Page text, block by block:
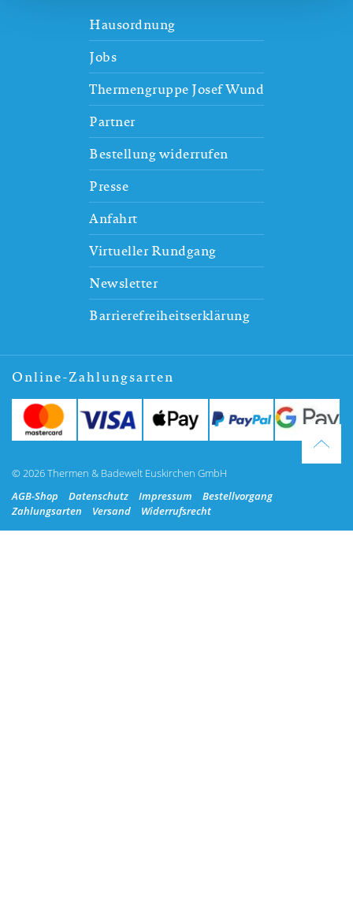
Hausordnung
Jobs
Thermengruppe Josef Wund
Partner
Bestellung widerrufen
Presse
Anfahrt
Virtueller Rundgang
Newsletter
Barrierefreiheitserklärung
Online-Zahlungsarten
© 2026 Thermen & Badewelt Euskirchen GmbH
AGB-Shop
Datenschutz Impressum
Bestellvorgang
Zahlungsarten
Versand Widerrufsrecht